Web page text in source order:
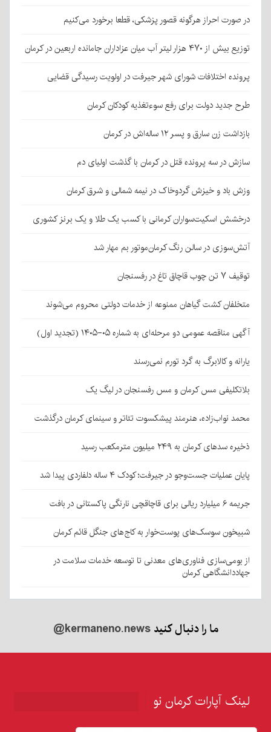
در صورت احراز هرگونه قصور پزشکی، قطعا برخورد می‌کنیم
توزیع بیش از ۴۷۰ هزار لیتر آب میان عزاداران جامانده اربعین در کرمان
پرونده اختلافات شورای شهر جیرفت در اولویت رسیدگی قضایی
طرح جدید دولت برای رفع سوءتغذیه کودکان کرمان
بازداشت زن سارق و پسر ۱۲ ساله‌اش در کرمان
سازش در سه پرونده قتل در کرمان با گذشت اولیای دم
وزش باد و خیزش گردوخاک در نیمه شمالی و شرق کرمان
درخشش اسکیت‌سواران کرمانی با کسب یک طلا و یک برنز کشوری
آتش‌سوزی در سالن رنگ کرمان‌موتور بم مهار شد
توقیف ۷ تن چوب قاچاق تاغ در رفسنجان
متخلفان کشت گیاهان ممنوعه از خدمات دولتی محروم می‌شوند
آگهی مناقصه عمومی دو مرحله‌ای به شماره ۰۵-۱۴۰۵ (تجدید اول)
یارانه و کالابرگ به گرد تورم نمی‌رسند
بلاتکلیفی مس کرمان و مس رفسنجان در لیگ یک
محمد نواب‌زاده، هنرمند پیشکسوت تئاتر و سینمای کرمان درگذشت
ذخیره سدهای کرمان به ۲۴۹ میلیون مترمکعب رسید
پایان عملیات جست‌وجو در جیرفت؛ کودک ۴ ساله دلفاردی پیدا شد
جریمه ۶ میلیارد ریالی برای قاچاقچی نارنگی پاکستانی در بافت
شبیخون سوسک‌های پوست‌خوار به کاج‌های جنگل قائم کرمان
از بومی‌سازی فناوری‌های معدنی تا توسعه خدمات سلامت در
جهاددانشگاهی کرمان
ما را دنبال کنید@kermaneno.news
لینک آپارات کرمان نو